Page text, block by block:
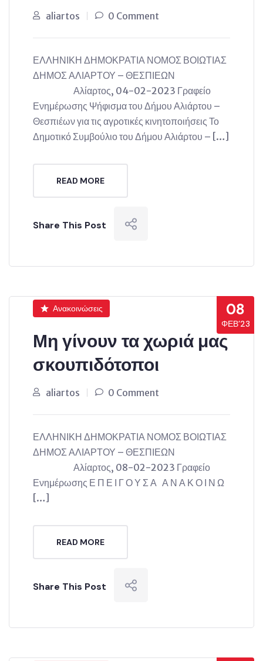
aliartos 0 Comment
ΕΛΛΗΝΙΚΗ ΔΗΜΟΚΡΑΤΙΑ ΝΟΜΟΣ ΒΟΙΩΤΙΑΣ
ΔΗΜΟΣ ΑΛΙΑΡΤΟΥ – ΘΕΣΠΙΕΩΝ
Αλίαρτος, 04-02-2023 Γραφείο
Ενημέρωσης Ψήφισμα του Δήμου Αλιάρτου –
Θεσπιέων για τις αγροτικές κινητοποιήσεις Το
Δημοτικό Συμβούλιο του Δήμου Αλιάρτου – […]
READ MORE
Share This Post
08
ΦΕΒ’23
Ανακοινώσεις
Μη γίνουν τα χωριά μας
σκουπιδότοποι
aliartos 0 Comment
ΕΛΛΗΝΙΚΗ ΔΗΜΟΚΡΑΤΙΑ ΝΟΜΟΣ ΒΟΙΩΤΙΑΣ
ΔΗΜΟΣ ΑΛΙΑΡΤΟΥ – ΘΕΣΠΙΕΩΝ
Αλίαρτος, 08-02-2023 Γραφείο
Ενημέρωσης Ε Π Ε Ι Γ Ο Υ Σ Α Α Ν Α Κ Ο Ι Ν Ω
[…]
READ MORE
Share This Post